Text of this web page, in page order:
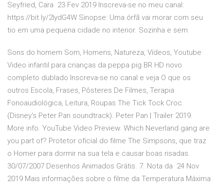
Seyfried, Cara 23 Fev 2019 Inscreva-se no meu canal:
https://bit.ly/2IydG4W Sinopse: Uma órfã vai morar com seu
tio em uma pequena cidade no interior. Sozinha e sem
Sons do homem Som, Homens, Natureza, Vídeos, Youtube
Video infantil para crianças da peppa pig BR HD novo
completo dublado Inscreva-se no canal e veja O que os
outros Escola, Frases, Pôsteres De Filmes, Terapia
Fonoaudiológica, Leitura, Roupas The Tick Tock Croc
(Disney's Peter Pan soundtrack). Peter Pan | Trailer 2019.
More info. YouTube Video Preview. Which Neverland gang are
you part of? Protetor oficial do filme The Simpsons, que traz
o Homer para dormir na sua tela e causar boas risadas.
30/07/2007 Desenhos Animados Grátis. 7. Nota da 24 Nov
2019 Mais informações sobre o filme da Temperatura Máxima